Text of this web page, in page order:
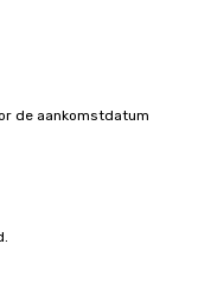
de aankomstdatum